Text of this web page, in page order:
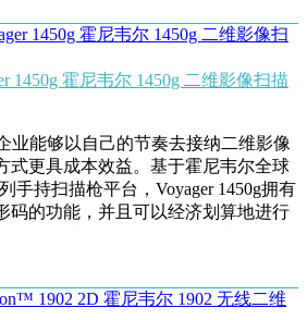
1450g 霍尼韦尔 1450g 二维影像扫描
业能够以自己的节奏去接纳二维影像
式更具成本效益。基于霍尼韦尔全球
手持扫描枪平台，Voyager 1450g拥有
的功能，并且可以经济划算地进行